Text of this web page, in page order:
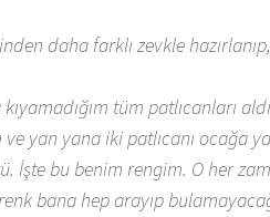
daha farklı zevkle
tüm patlıcanları
yan yana iki patlıcanı ocağa
İşte bu benim rengim. O her
bana hep arayıp